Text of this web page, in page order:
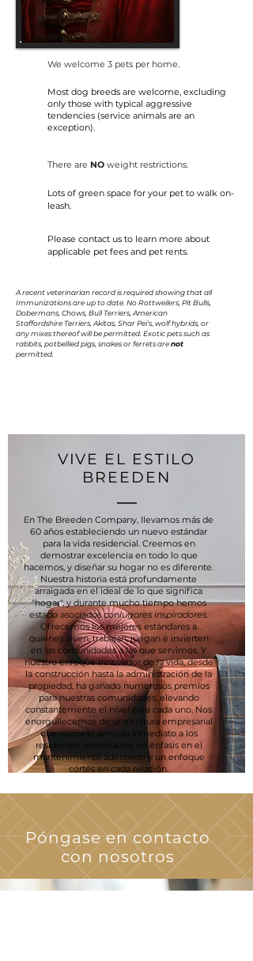
We welcome 3 pets per home.
Most dog breeds are welcome, excluding
only those with typical aggressive
tendencies (service animals are an
exception).
There are NO weight restrictions.
Lots of green space for your pet to walk on-
leash.
Please contact us to learn more about
applicable pet fees and pet rents.
A recent veterinarian record is required showing that all
Immunizations are up to date. No Rottweilers, Pit Bulls,
Dobermans, Chows, Bull Terriers, American
Staffordshire Terriers, Akitas, Shar Pei's, wolf hybrids, or
any mixes thereof will be permitted. Exotic pets such as
rabbits, potbellied pigs, snakes or ferrets arenot
permitted.
VIVE EL ESTILO
BREEDEN
En The Breeden Company, llevamos más de
60 años estableciendo un nuevo estándar
para la vida residencial. Creemos en
demostrar excelencia en todo lo que
hacemos, y diseñar su hogar no es diferente.
Nuestra historia está profundamente
arraigada en el ideal de lo que significa
"hogar", y durante mucho tiempo hemos
estado asociados conlugares inspiradores.
Ofrecemos los mejores estándares a
quienes viven, trabajan, juegan e invierten
en las comunidades a las que servimos. Y
nuestro enfoque innovador de la vida, desde
la construcción hasta la administración de la
propiedad, ha ganado numerosos premios
para nuestras comunidades, elevando
constantemente el nivel para cada uno. Nos
enorgullecemos de una cultura empresarial
que valora el servicio inmediato a los
residentes, empleados, un énfasis en el
mantenimiento adecuado y un enfoque
cortés en cada relación.
Póngase en contacto
con nosotros